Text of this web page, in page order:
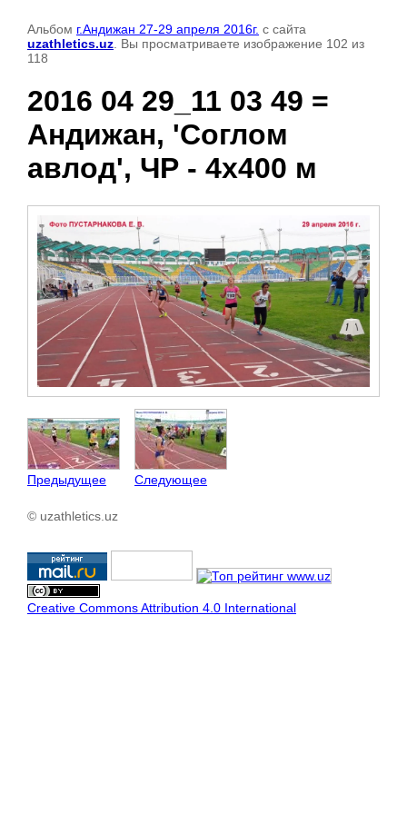
Альбом г.Андижан 27-29 апреля 2016г. с сайта
uzathletics.uz . Вы просматриваете изображение 102 из
118
2016 04 29_11 03 49 =
Андижан, 'Соглом
авлод', ЧР - 4х400 м
Предыдущее Следующее
© uzathletics.uz
Creative Commons Attribution 4.0 International